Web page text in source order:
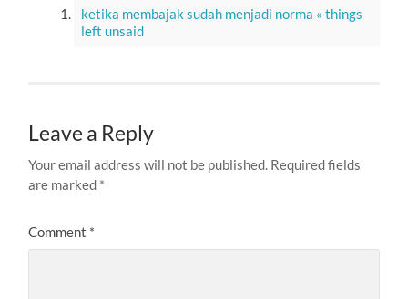
ketika membajak sudah menjadi norma « things
left unsaid
Leave a Reply
Your email address will not be published. Required fields
are marked *
Comment *